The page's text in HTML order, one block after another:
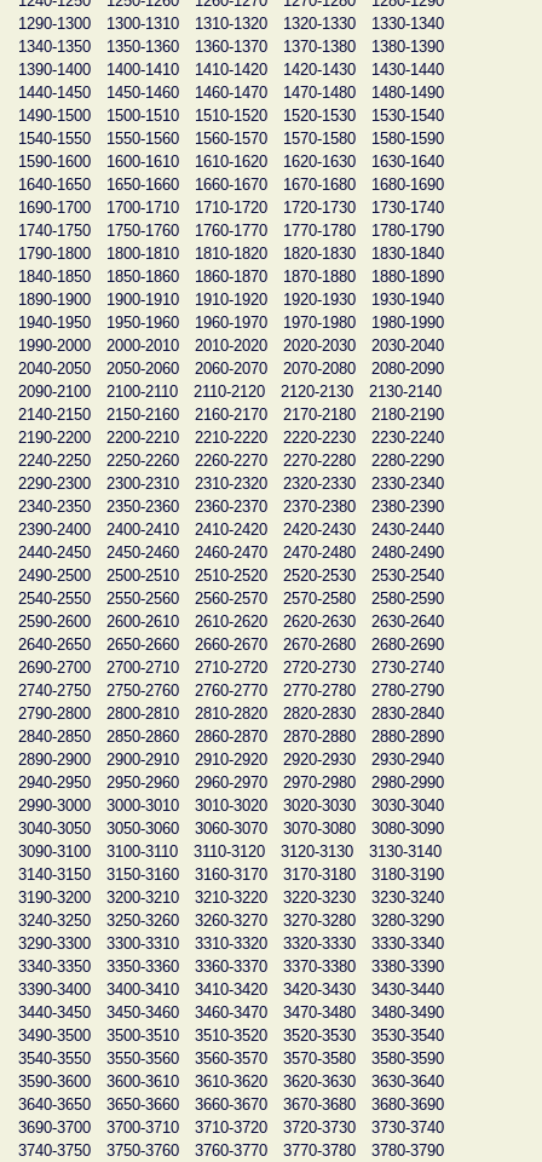
1290-1300
1300-1310 1310-1320 1320-1330
1330-1340
1340-1350
1350-1360 1360-1370 1370-1380
1380-1390
1390-1400
1400-1410 1410-1420 1420-1430
1430-1440
1440-1450
1450-1460 1460-1470 1470-1480
1480-1490
1490-1500
1500-1510 1510-1520 1520-1530
1530-1540
1540-1550
1550-1560 1560-1570 1570-1580
1580-1590
1590-1600
1600-1610 1610-1620 1620-1630
1630-1640
1640-1650
1650-1660 1660-1670 1670-1680
1680-1690
1690-1700
1700-1710 1710-1720 1720-1730
1730-1740
1740-1750
1750-1760 1760-1770 1770-1780
1780-1790
1790-1800
1800-1810 1810-1820 1820-1830
1830-1840
1840-1850
1850-1860 1860-1870 1870-1880
1880-1890
1890-1900
1900-1910 1910-1920 1920-1930
1930-1940
1940-1950
1950-1960 1960-1970 1970-1980
1980-1990
1990-2000
2000-2010 2010-2020 2020-2030
2030-2040
2040-2050
2050-2060 2060-2070 2070-2080
2080-2090
2090-2100
2100-2110 2110-2120 2120-2130
2130-2140
2140-2150
2150-2160 2160-2170 2170-2180
2180-2190
2190-2200
2200-2210 2210-2220 2220-2230
2230-2240
2240-2250
2250-2260 2260-2270 2270-2280
2280-2290
2290-2300
2300-2310 2310-2320 2320-2330
2330-2340
2340-2350
2350-2360 2360-2370 2370-2380
2380-2390
2390-2400
2400-2410 2410-2420 2420-2430
2430-2440
2440-2450
2450-2460 2460-2470 2470-2480
2480-2490
2490-2500
2500-2510 2510-2520 2520-2530
2530-2540
2540-2550
2550-2560 2560-2570 2570-2580
2580-2590
2590-2600
2600-2610 2610-2620 2620-2630
2630-2640
2640-2650
2650-2660 2660-2670 2670-2680
2680-2690
2690-2700
2700-2710 2710-2720 2720-2730
2730-2740
2740-2750
2750-2760 2760-2770 2770-2780
2780-2790
2790-2800
2800-2810 2810-2820 2820-2830
2830-2840
2840-2850
2850-2860 2860-2870 2870-2880
2880-2890
2890-2900
2900-2910 2910-2920 2920-2930
2930-2940
2940-2950
2950-2960 2960-2970 2970-2980
2980-2990
2990-3000
3000-3010 3010-3020 3020-3030
3030-3040
3040-3050
3050-3060 3060-3070 3070-3080
3080-3090
3090-3100
3100-3110 3110-3120 3120-3130
3130-3140
3140-3150
3150-3160 3160-3170 3170-3180
3180-3190
3190-3200
3200-3210 3210-3220 3220-3230
3230-3240
3240-3250
3250-3260 3260-3270 3270-3280
3280-3290
3290-3300
3300-3310 3310-3320 3320-3330
3330-3340
3340-3350
3350-3360 3360-3370 3370-3380
3380-3390
3390-3400
3400-3410 3410-3420 3420-3430
3430-3440
3440-3450
3450-3460 3460-3470 3470-3480
3480-3490
3490-3500
3500-3510 3510-3520 3520-3530
3530-3540
3540-3550
3550-3560 3560-3570 3570-3580
3580-3590
3590-3600
3600-3610 3610-3620 3620-3630
3630-3640
3640-3650
3650-3660 3660-3670 3670-3680
3680-3690
3690-3700
3700-3710 3710-3720 3720-3730
3730-3740
3740-3750
3750-3760 3760-3770 3770-3780
3780-3790